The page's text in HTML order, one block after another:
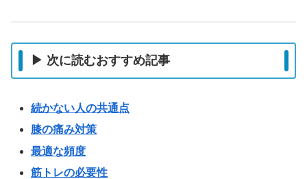
▶ 次に読むおすすめ記事
続かない人の共通点
膝の痛み対策
最適な頻度
筋トレの必要性